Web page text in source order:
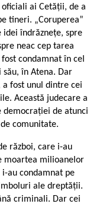
ai Cetății, de a
tineri. „Coruperea”
îndrăznețe, spre
neac ­cep tarea
condamnat în cel
în Atena. Dar
fost unul dintre cei
Această judecare a
democrației de atunci
comunitate.
război, care i-au
moartea milioanelor
au condamnat pe
ale dreptății.
criminali. Dar cei